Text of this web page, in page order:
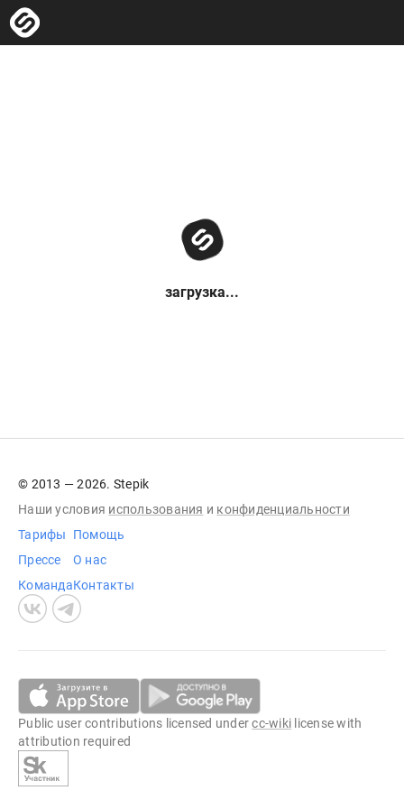
загрузка...
© 2013 — 2026. Stepik
Наши условия использования и конфиденциальности
Тарифы
Прессе
Команда
Помощь
О нас
Контакты
Public user contributions licensed undercc-wiki license with
attribution required